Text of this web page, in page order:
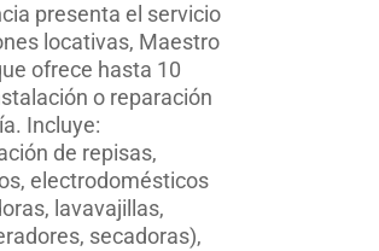
presenta el servicio
locativas, Maestro
ofrece hasta 10
o reparación
Incluye:
de repisas,
electrodomésticos
lavavajillas,
secadoras),